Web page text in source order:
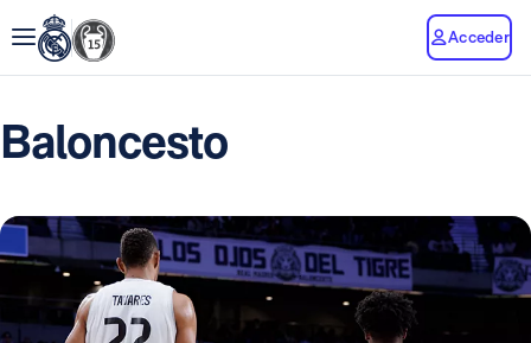
Acceder
Baloncesto